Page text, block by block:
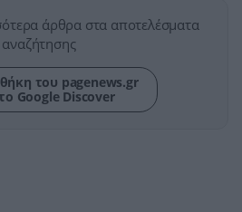
άρθρα στα αποτελέσματα
αναζήτησης
του pagenews.gr
Google Discover